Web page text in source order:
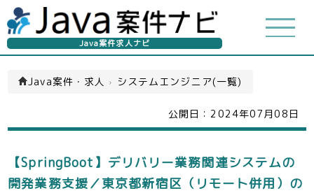
Java案件求人ナビ
Java案件・求人 › システムエンジニア(一覧)
公開日： 2024年07月08日
【SpringBoot】デリバリー業務関連システムの
開発業務支援／東京都新宿区（リモート併用）の